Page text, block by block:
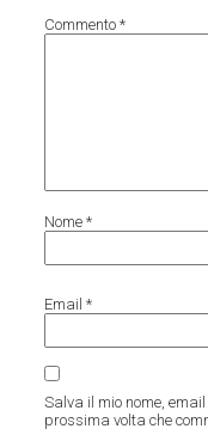
Commento*
Nome*
Email*
Salva il mio nome,
prossima volta che